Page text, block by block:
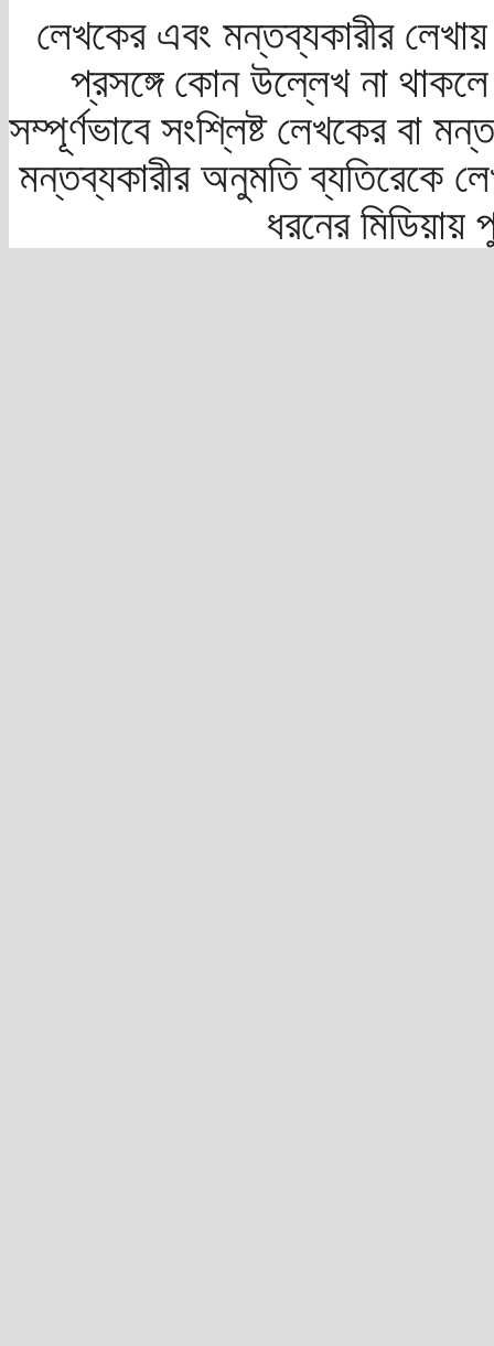
লেখকের এবং মন্তব্যকারীর
প্রসঙ্গে কোন উল্লেখ না
সম্পূর্ণভাবে সংশ্লিষ্ট লেখকের বা
মন্তব্যকারীর অনুমতি ব্যতিরেকে
ধরনের মিডিয়ায়